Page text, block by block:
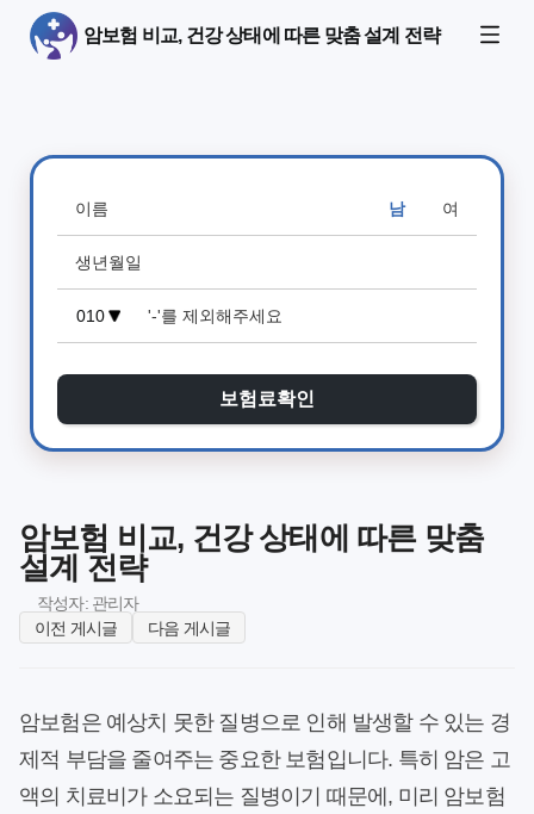
암보험 비교, 건강 상태에 따른 맞춤 설계 전략
남 여
보험료확인
암보험 비교, 건강 상태에 따른 맞춤
설계 전략
작성자: 관리자
이전 게시글
다음 게시글
암보험은 예상치 못한 질병으로 인해 발생할 수 있는 경
제적 부담을 줄여주는 중요한 보험입니다. 특히 암은 고
액의 치료비가 소요되는 질병이기 때문에, 미리 암보험